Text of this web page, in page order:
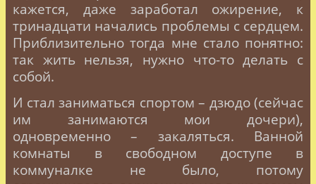
кажется, даже заработал ожирение, к
тринадцати начались проблемы с сердцем.
Приблизительно тогда мне стало понятно:
так жить нельзя, нужно что-то делать с
собой.
И стал заниматься спортом – дзюдо (сейчас
им занимаются мои дочери),
одновременно – закаляться. Ванной
комнаты в свободном доступе в
коммуналке не было, потому